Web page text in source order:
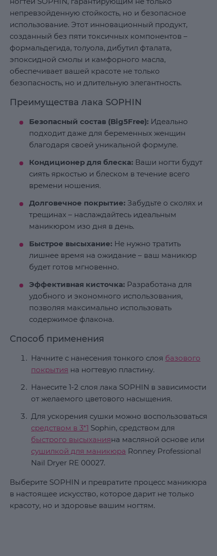
непревзойденную стойкость, но и безопасное
использование. Этот инновационный продукт,
созданный без пяти токсичных компонентов –
формальдегида, толуола, дибутил фталата,
эпоксидной смолы и камфорного масла,
обеспечивает вашей красоте не только
безопасность, но и длительную элегантность.
Преимущества лака SOPHIN
Безопасный состав (Big5Free): Идеально
подходит даже для беременных женщин
благодаря своей уникальной формуле.
Кондиционер для блеска: Ваши ногти будут
сиять яркостью и блеском в течение всего
времени ношения.
Долговечное покрытие: Забудьте о сколях и
трещинах – наслаждайтесь идеальным
маникюром изо дня в день.
Быстрое высыхание: Не нужно тратить
лишнее время на ожидание – ваш маникюр
будет готов мгновенно.
Эффективная кисточка: Разработана для
удобного и экономного использования,
позволяя максимально использовать
содержимое флакона.
Способ применения
Начните с нанесения тонкого слоя базового
покрытия на ногтевую пластину.
Нанесите 1-2 слоя лака SOPHIN в зависимости
от желаемого цветового насыщения.
Для ускорения сушки можно воспользоваться
средством в 3*1 Sophin, средством для
быстрого высыханияна масляной основе или
сушилкой для маникюра Ronney Professional
Nail Dryer RE 00027.
Выберите SOPHIN и превратите процесс маникюра
в настоящее искусство, которое дарит не только
красоту, но и здоровье вашим ногтям.